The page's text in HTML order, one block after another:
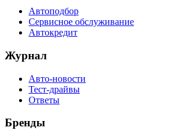
Автоподбор
Сервисное обслуживание
Автокредит
Журнал
Авто-новости
Тест-драйвы
Ответы
Бренды